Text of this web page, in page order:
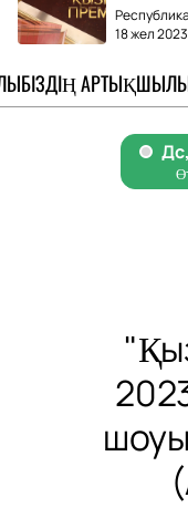
18 жел 2023
БІЗДІҢ